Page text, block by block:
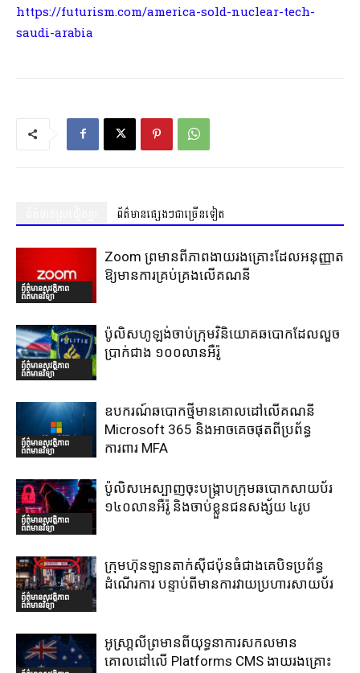
https://futurism.com/america-sold-nuclear-tech-
saudi-arabia
ព័ត៌មានផ្សេងៗជាច្រើនទៀត
ព័ត៌មានសុវត្ថិភាព
ព័ត៌មានវិទ្យា
Zoom ព្រមានពីភាពងាយរងគ្រោះដែលអនុញ្ញាត
ឱ្យមានការគ្រប់គ្រងលើគណនី
ព័ត៌មានសុវត្ថិភាព
ព័ត៌មានវិទ្យា
ប៉ូលិសហូឡង់ចាប់ក្រុមវិនិយោគឆបោកដែលលួច
ប្រាក់ជាង ១០០លានអឺរ៉ូ
ព័ត៌មានសុវត្ថិភាព
ព័ត៌មានវិទ្យា
ឧបករណ៍ឆបោកថ្មីមានគោលដៅលើគណនី
Microsoft 365 និងអាចគេចផុតពីប្រព័ន្ធ
ការពារ MFA
ព័ត៌មានសុវត្ថិភាព
ព័ត៌មានវិទ្យា
ប៉ូលិសអេស្បាញចុះបង្រ្កាបក្រុមឆបោកសាយប័រ
១៤០លានអឺរ៉ូ និងចាប់ខ្លួនជនសង្ស័យ ៤រូប
ព័ត៌មានសុវត្ថិភាព
ព័ត៌មានវិទ្យា
ក្រុមហ៊ុនឡានតាក់ស៊ីជប៉ុនធំជាងគេបិទប្រព័ន្ធ
ដំណើរការ បន្ទាប់ពីមានការវាយប្រហារសាយប័រ
អូស្រា្តលីព្រមានពីយុទ្ធនាការសកលមាន
គោលដៅលើ Platforms CMS ងាយរងគ្រោះ